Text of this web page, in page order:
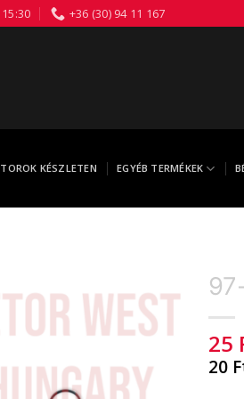
+36 (30) 94 11 167
KÉSZLETEN EGYÉB TERMÉKEK
25
20